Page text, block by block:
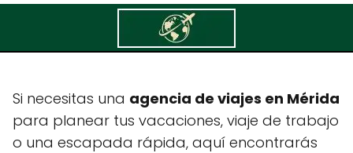
Travel Bag Mx
Si necesitas una agencia de viajes en Mérida
para planear tus vacaciones, viaje de trabajo
o una escapada rápida, aquí encontrarás